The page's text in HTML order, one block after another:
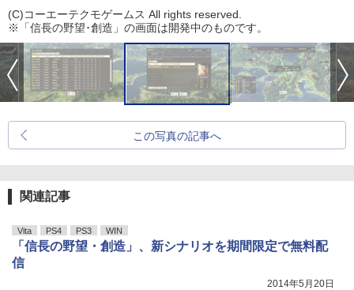
(C)コーエーテクモゲームス All rights reserved.
※「信長の野望･創造」の画面は開発中のものです。
この写真の記事へ
関連記事
Vita PS4 PS3 WIN
「信長の野望・創造」、新シナリオを期間限定で無料配
信
2014年5月20日